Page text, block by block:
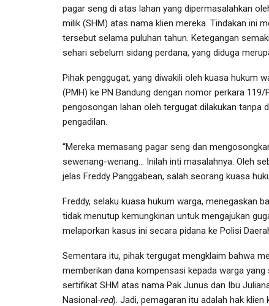
pagar seng di atas lahan yang dipermasalahkan
milik (SHM) atas nama klien mereka. Tindakan ini
tersebut selama puluhan tahun. Ketegangan
sehari sebelum sidang perdana, yang diduga
Pihak penggugat, yang diwakili oleh kuasa hukum
(PMH) ke PN Bandung dengan nomor perkara
pengosongan lahan oleh tergugat dilakukan tanpa
pengadilan.
“Mereka memasang pagar seng dan
sewenang-wenang… Inilah inti masalahnya. Oleh
jelas Freddy Panggabean, salah seorang kuasa
Freddy, selaku kuasa hukum warga, menegaskan
tidak menutup kemungkinan untuk mengajukan
melaporkan kasus ini secara pidana ke Polisi
Sementara itu, pihak tergugat mengklaim bahwa
memberikan dana kompensasi kepada warga
sertifikat SHM atas nama Pak Junus dan Ibu
Nasional-red). Jadi, pemagaran itu adalah hak klien